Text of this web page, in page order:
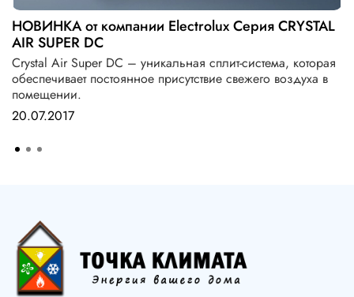
НОВИНКА от компании Electrolux Серия CRYSTAL
AIR SUPER DC
Crystal Air Super DC – уникальная сплит-система, которая
обеспечивает постоянное присутствие свежего воздуха в
помещении.
20.07.2017